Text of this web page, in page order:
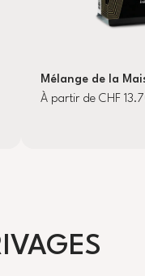
Mélange de la
À partir de CHF